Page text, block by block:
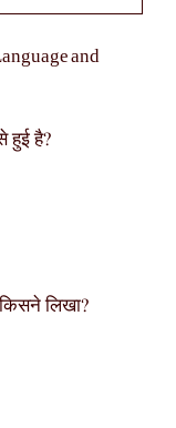
and
हुई है?
किसने लिखा?